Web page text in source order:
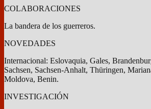
COLABORACIONES
La bandera de los guerreros.
NOVEDADES
Internacional: Eslovaquia, Gales,
Sachsen, Sachsen-Anhalt, Thüringen,
Moldova, Benin.
INVESTIGACIÓN